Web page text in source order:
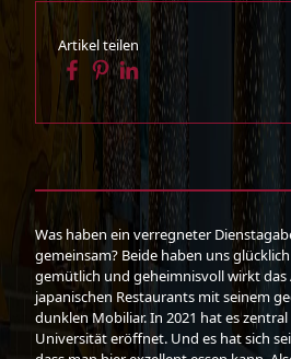
Artikel teilen
Was haben ein verregneter
gemeinsam? Beide haben uns
gemütlich und geheimnisvoll wirkt das
japanischen Restaurants mit seinem
dunklen Mobiliar. In 2021 hat es
Universität eröffnet. Und es hat sich